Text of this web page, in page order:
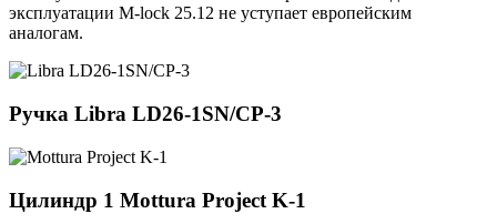
эксплуатации M-lock 25.12 не уступает европейским
аналогам.
Ручка Libra LD26-1SN/CP-3
Цилиндр 1 Mottura Project K-1